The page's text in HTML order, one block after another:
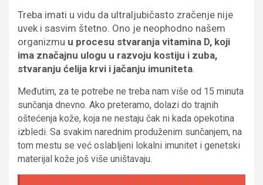
Treba imati u vidu da ultraljubičasto zračenje nije
uvek i sasvim štetno. Ono je neophodno našem
organizmu u procesu stvaranja vitamina D, koji
ima značajnu ulogu u razvoju kostiju i zuba,
stvaranju ćelija krvi i jačanju imuniteta.
Međutim, za te potrebe ne treba nam više od 15 minuta
sunčanja dnevno. Ako preteramo, dolazi do trajnih
oštećenja kože, koja ne nestaju čak ni kada opekotina
izbledi. Sa svakim narednim produženim sunčanjem, na
tom mestu se već oslabljeni lokalni imunitet i genetski
materijal kože još više uništavaju.